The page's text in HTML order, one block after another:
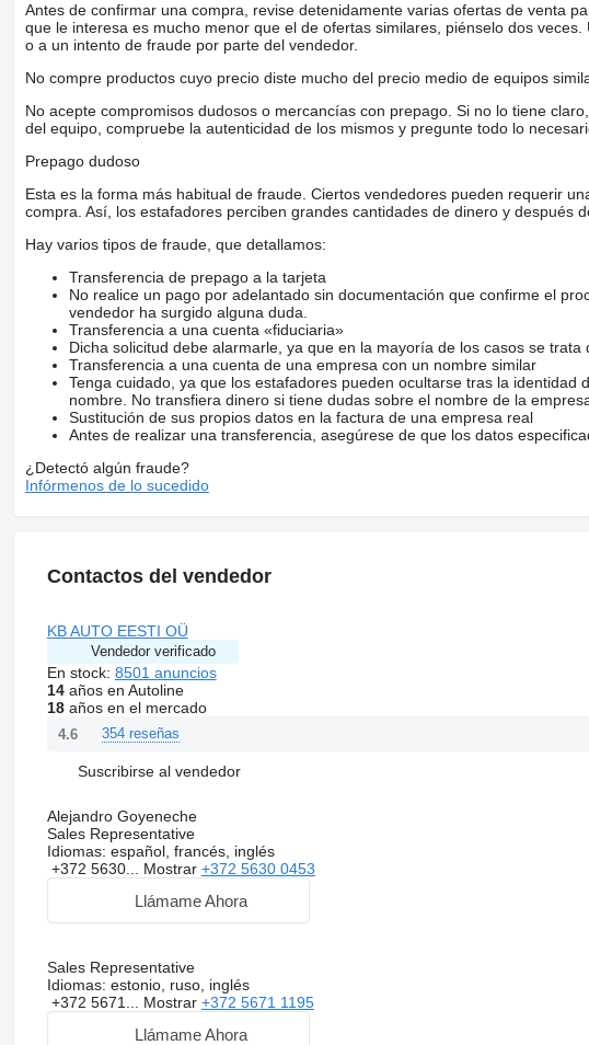
Antes de confirmar una compra, revise detenidamente varias ofertas de venta
que le interesa es mucho menor que el de ofertas similares, piénselo dos
o a un intento de fraude por parte del vendedor.
No compre productos cuyo precio diste mucho del precio medio de equipos
No acepte compromisos dudosos o mercancías con prepago. Si no lo tiene
del equipo, compruebe la autenticidad de los mismos y pregunte todo lo
Prepago dudoso
Esta es la forma más habitual de fraude. Ciertos vendedores pueden requerir
compra. Así, los estafadores perciben grandes cantidades de dinero y después
Hay varios tipos de fraude, que detallamos:
Transferencia de prepago a la tarjeta
No realice un pago por adelantado sin documentación que confirme el
vendedor ha surgido alguna duda.
Transferencia a una cuenta «fiduciaria»
Dicha solicitud debe alarmarle, ya que en la mayoría de los casos se trata
Transferencia a una cuenta de una empresa con un nombre similar
Tenga cuidado, ya que los estafadores pueden ocultarse tras la
nombre. No transfiera dinero si tiene dudas sobre el nombre de la
Sustitución de sus propios datos en la factura de una empresa real
Antes de realizar una transferencia, asegúrese de que los datos
¿Detectó algún fraude?
Infórmenos de lo sucedido
Contactos del vendedor
KB AUTO EESTI OÜ
Vendedor verificado
En stock: 8501 anuncios
14años en Autoline
18años en el mercado
4.6 354 reseñas
Suscribirse al vendedor
Alejandro Goyeneche
Sales Representative
Idiomas: español, francés, inglés
+372 5630... Mostrar +372 5630 0453
Llámame Ahora
Sales Representative
Idiomas: estonio, ruso, inglés
+372 5671... Mostrar +372 5671 1195
Llámame Ahora